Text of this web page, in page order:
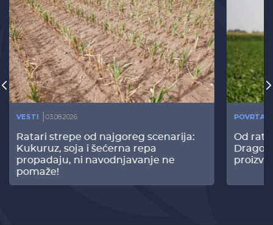
VESTI 03.08.2026
Ratari strepe od najgoreg scenarija:
Kukuruz, soja i šećerna repa
propadaju, ni navodnjavanje ne
pomaže!
Od